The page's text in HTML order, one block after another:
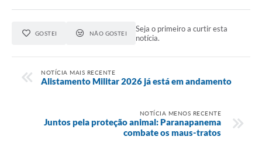
GOSTEI NÃO GOSTEI
Seja o primeiro a curtir esta
notícia.
NOTÍCIA MAIS RECENTE
Alistamento Militar 2026 já está em andamento
NOTÍCIA MENOS RECENTE
Juntos pela proteção animal: Paranapanema
combate os maus-tratos